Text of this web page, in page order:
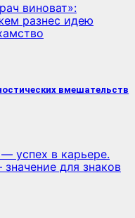
виноват»:
разнес идею
вмешательств
успех в карьере.
для знаков